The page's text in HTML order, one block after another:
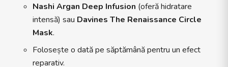
Nashi Argan Deep Infusion (oferă hidratare
intensă) sau Davines The Renaissance Circle
Mask.
Folosește o dată pe săptămână pentru un efect
reparativ.